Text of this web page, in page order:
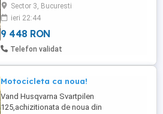
Sector 3, Bucuresti
ieri 22:44
9 448 RON
Telefon validat
Motocicleta ca noua!
Vand Husqvarna Svartpilen
125,achizitionata de noua din